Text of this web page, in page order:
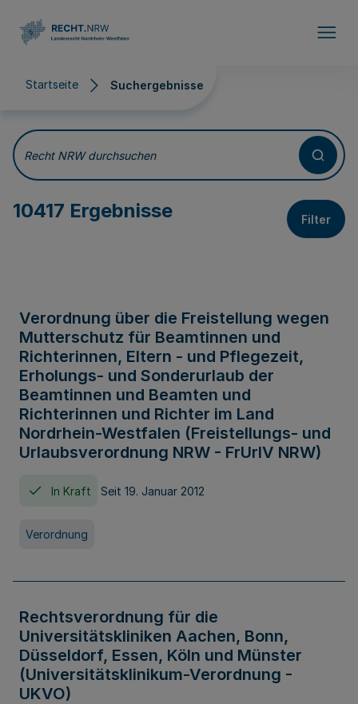
Startseite Suchergebnisse
Suchergebnisse
Recht NRW durchsuchen
10417 Ergebnisse Filter
Verordnung über die Freistellung wegen
Mutterschutz für Beamtinnen und
Richterinnen, Eltern - und Pflegezeit,
Erholungs- und Sonderurlaub der
Beamtinnen und Beamten und
Richterinnen und Richter im Land
Nordrhein-Westfalen (Freistellungs- und
Urlaubsverordnung NRW - FrUrlV NRW)
In Kraft Seit 19. Januar 2012
Verordnung
Rechtsverordnung für die
Universitätskliniken Aachen, Bonn,
Düsseldorf, Essen, Köln und Münster
(Universitätsklinikum-Verordnung -
UKVO)